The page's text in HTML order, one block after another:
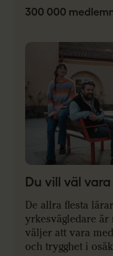
300 000
Du vill väl
De allra flesta
yrkesvägledare är
väljer att vara
och trygghet i